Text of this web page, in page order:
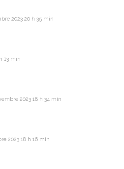
2023 20 h 35 min
13 min
2023 18 h 34 min
2023 18 h 16 min